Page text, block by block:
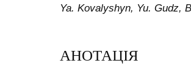
Ya. Kovalyshyn, Yu. Gudz,
АНОТАЦІЯ